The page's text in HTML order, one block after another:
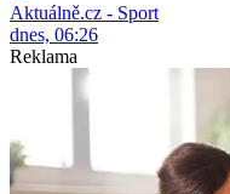
Aktuálně.cz - Sport
dnes, 06:26
Reklama